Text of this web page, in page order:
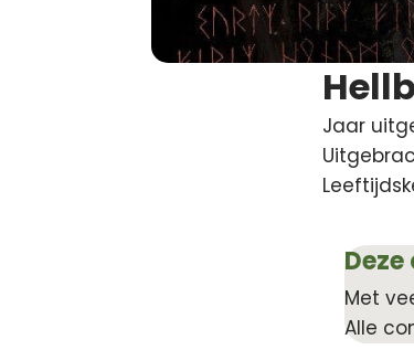
Jaar
Met
Alle